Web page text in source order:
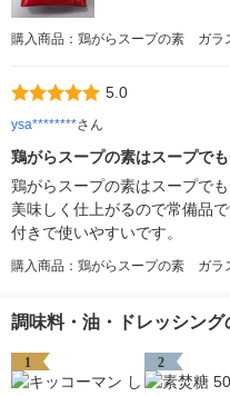
購入商品：鶏がらスープの素 ガラ
5.0
ysa********さん
鶏がらスープの素はスープで
鶏がらスープの素はスープで
美味しく仕上がるので常備品
付きで使いやすいです。
購入商品：鶏がらスープの素 ガラ
調味料・油・ドレッシン
1 2